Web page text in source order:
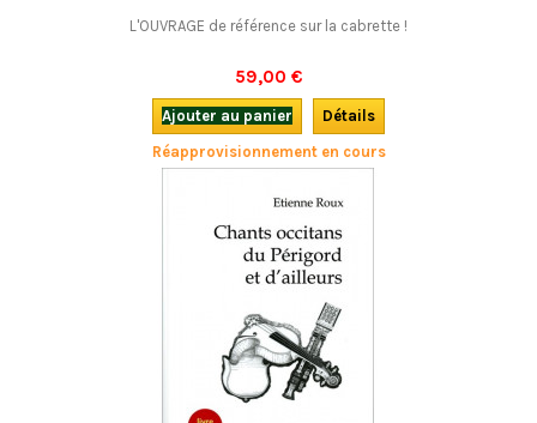
L'OUVRAGE de référence sur la cabrette !
59,00 €
Ajouter au panier
Détails
Réapprovisionnement en cours